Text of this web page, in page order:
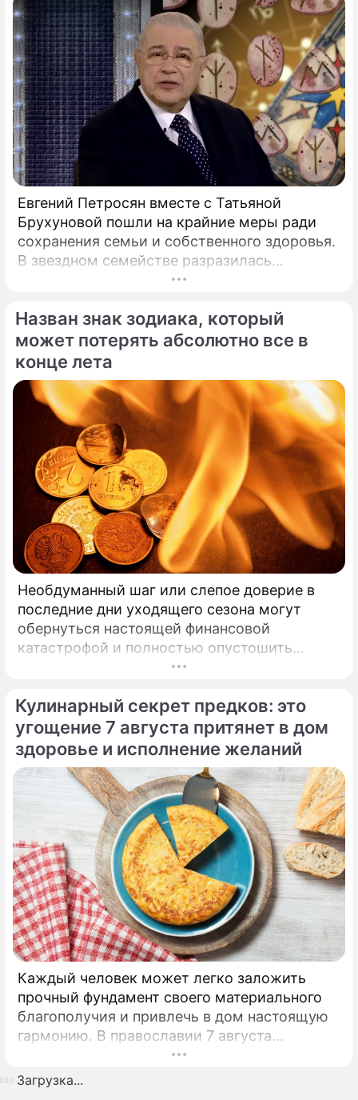
Евгений Петросян вместе с Татьяной
Брухуновой пошли на крайние меры ради
сохранения семьи и собственного здоровья.
В звездном семействе разразилась
настоящая тихая драма, которая вынудила
Назван знак зодиака, который
может потерять абсолютно все в
конце лета
Необдуманный шаг или слепое доверие в
последние дни уходящего сезона могут
обернуться настоящей финансовой
катастрофой и полностью опустошить
кошелек. Известная шаманка и ясновидящая
экстренным предупреждением для всех, кто
привык легкомысленно относиться к своим
сбережениям.
Кулинарный секрет предков: это
угощение 7 августа притянет в дом
здоровье и исполнение желаний
Каждый человек может легко заложить
прочный фундамент своего материального
благополучия и привлечь в дом настоящую
гармонию. В православии 7 августа
почитают память праведной Анны, матери
Пресвятой Богородицы.
Загрузка...